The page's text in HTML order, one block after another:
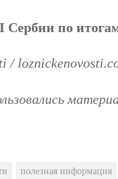
по итогам
/
полезная информация